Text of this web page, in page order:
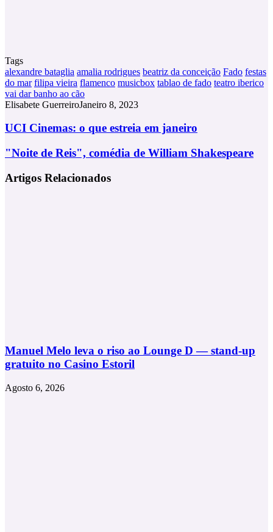
Tags
alexandre bataglia amalia rodrigues beatriz da conceição Fado festas
do mar filipa vieira flamenco musicbox tablao de fado teatro iberico
vai dar banho ao cão
Elisabete GuerreiroJaneiro 8, 2023
UCI
o
que
em
UCI Cinemas: o que estreia em janeiro
"Noite
Reis",
comédia
"Noite de Reis", comédia de William Shakespeare
Artigos Relacionados
Manuel Melo leva o riso ao Lounge D — stand-up
gratuito no Casino Estoril
Agosto 6, 2026